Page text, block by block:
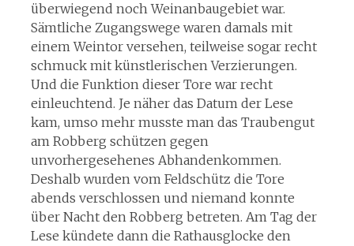
überwiegend noch Weinanbaugebiet war.
Sämtliche Zugangswege waren damals mit
einem Weintor versehen, teilweise sogar recht
schmuck mit künstlerischen Verzierungen.
Und die Funktion dieser Tore war recht
einleuchtend. Je näher das Datum der Lese
kam, umso mehr musste man das Traubengut
am Robberg schützen gegen
unvorhergesehenes Abhandenkommen.
Deshalb wurden vom Feldschütz die Tore
abends verschlossen und niemand konnte
über Nacht den Robberg betreten. Am Tag der
Lese kündete dann die Rathausglocke den